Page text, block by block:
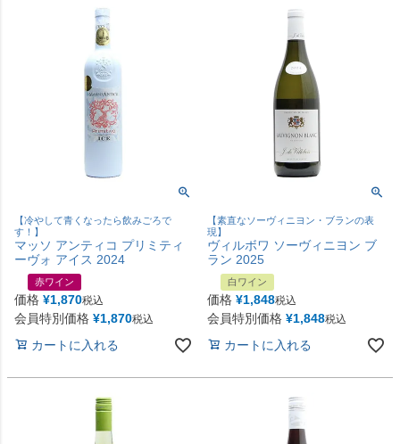
【冷やして青くなったら飲みごろで
す！】
マッソ アンティコ プリミティ
ーヴォ アイス 2024
赤ワイン
価格 ¥1,870税込
会員特別価格 ¥1,870税込
カートに入れる
【素直なソーヴィニヨン・ブランの表
現】
ヴィルボワ ソーヴィニヨン ブ
ラン 2025
白ワイン
価格 ¥1,848税込
会員特別価格 ¥1,848税込
カートに入れる